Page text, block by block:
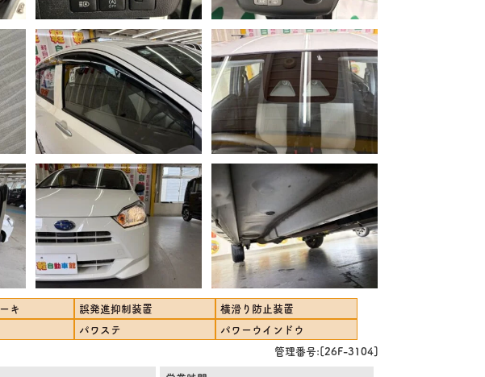
キ 誤発進抑制装置
横滑り防止装置
パワステ
パワーウインドウ
管理番号:[26F-3104]